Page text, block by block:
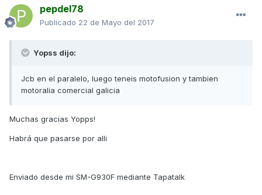
pepdel78
Publicado 22 de Mayo del 2017
Yopss dijo:
Jcb en el paralelo, luego teneis motofusion y tambien
motoralia comercial galicia
Muchas gracias Yopps!
Habrá que pasarse por alli
Enviado desde mi SM-G930F mediante Tapatalk